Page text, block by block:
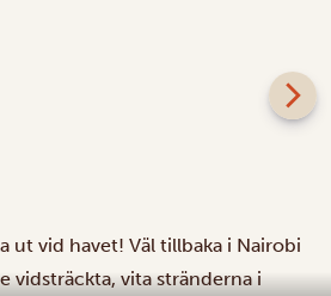
ut vid havet! Väl tillbaka i Nairobi
vidsträckta, vita stränderna i